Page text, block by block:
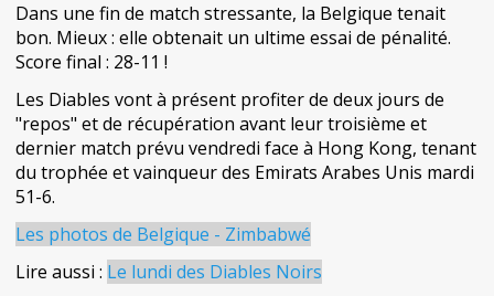
Dans une fin de match stressante, la Belgique tenait
bon. Mieux : elle obtenait un ultime essai de pénalité.
Score final : 28-11 !
Les Diables vont à présent profiter de deux jours de
"repos" et de récupération avant leur troisième et
dernier match prévu vendredi face à Hong Kong, tenant
du trophée et vainqueur des Emirats Arabes Unis mardi
51-6.
Les photos de Belgique - Zimbabwé
Lire aussi : Le lundi des Diables Noirs